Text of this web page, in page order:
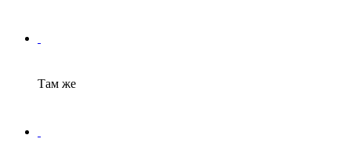
Там же